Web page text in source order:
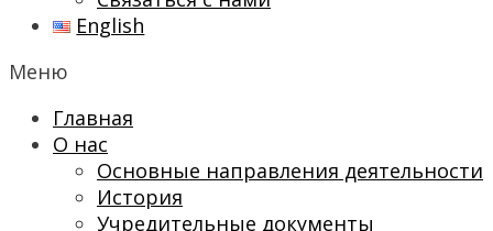
English
Меню
Главная
О нас
Основные направления деятельности
История
Учредительные документы